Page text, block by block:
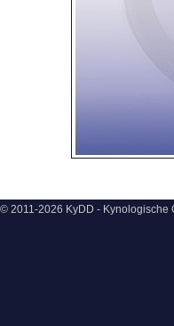
© 2011-2026 KyDD - Kynologische